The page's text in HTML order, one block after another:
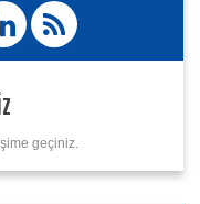
geçiniz.